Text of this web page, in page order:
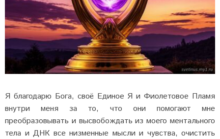
Я благодарю Бога, своё Единое Я и Фиолетовое Пламя
внутри меня за то, что они помогают мне
преобразовывать и высвобождать из моего ментального
тела и ДНК все низменные мысли и чувства, очистить